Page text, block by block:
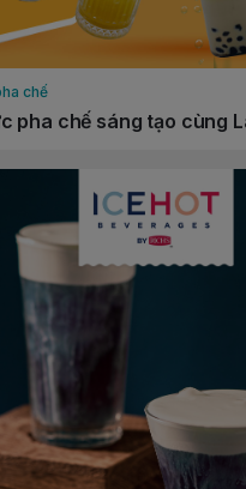
chế
pha chế sáng tạo cùng